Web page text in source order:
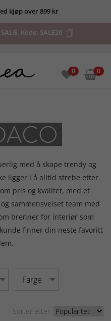
tilbud her
Kode: SALE20
0 0
med å skape trendy og
ligger i å alltid strebe etter
pris og kvalitet, med et
sammensveiset team med
brenner for interiør som
finner din neste favoritt
Farge
Sorter etter: